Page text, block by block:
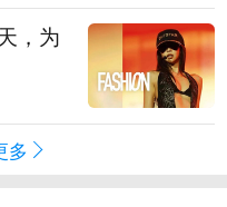
，为
多